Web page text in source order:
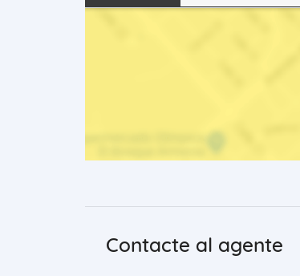
Contacte al agente